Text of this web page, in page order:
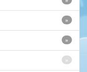
»
»
»